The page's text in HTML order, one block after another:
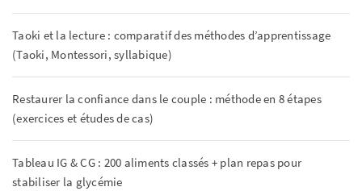
Taoki et la lecture : comparatif des méthodes d’apprentissage
(Taoki, Montessori, syllabique)
Restaurer la confiance dans le couple : méthode en 8 étapes
(exercices et études de cas)
Tableau IG & CG : 200 aliments classés + plan repas pour
stabiliser la glycémie